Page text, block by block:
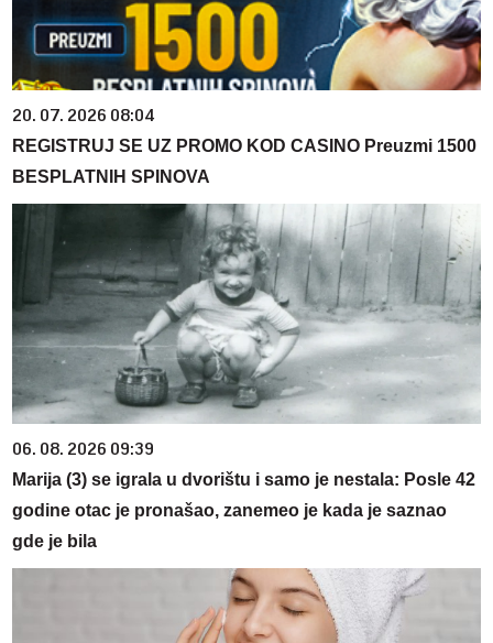
20. 07. 2026 08:04
REGISTRUJ SE UZ PROMO KOD CASINO Preuzmi 1500
BESPLATNIH SPINOVA
06. 08. 2026 09:39
Marija (3) se igrala u dvorištu i samo je nestala: Posle 42
godine otac je pronašao, zanemeo je kada je saznao
gde je bila